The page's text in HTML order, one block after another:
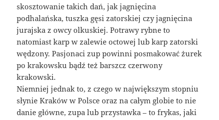
skosztowanie takich dań, jak jagnięcina
podhalańska, tuszka gęsi zatorskiej czy jagnięcina
jurajska z owcy olkuskiej. Potrawy rybne to
natomiast karp w zalewie octowej lub karp zatorski
wędzony. Pasjonaci zup powinni posmakować żurek
po krakowsku bądź też barszcz czerwony
krakowski.
Niemniej jednak to, z czego w największym stopniu
słynie Kraków w Polsce oraz na całym globie to nie
danie główne, zupa lub przystawka – to frykas, jaki